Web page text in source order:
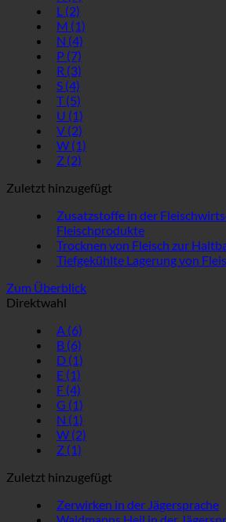
L (2)
M (1)
N (4)
P (7)
R (3)
S (4)
T(5)
U (1)
V (2)
W (1)
Z (2)
Zuletzt hinzugefügt
Zusatzstoffe in der
Fleischprodukte
Trocknen von Fleisch zur
Tiefgekühlte Lagerung von
Zum Überblick
Direktwahl
A (6)
B (6)
D (1)
E (1)
F (4)
G (1)
N (1)
W (2)
Z (1)
Zuletzt hinzugefügt
Zerwirken in der Jägersprache